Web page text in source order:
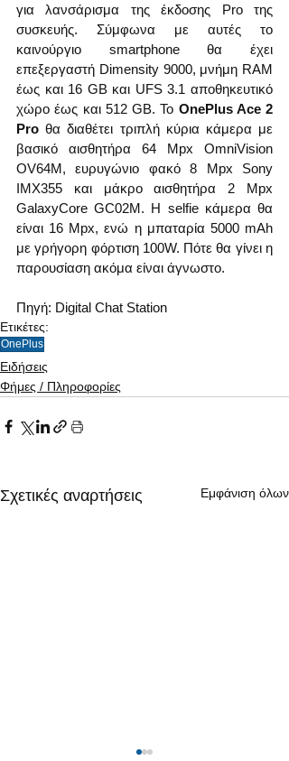
για λανσάρισμα της έκδοσης Pro της
συσκευής. Σύμφωνα με αυτές το
καινούργιο smartphone θα έχει
επεξεργαστή Dimensity 9000, μνήμη RAM
έως και 16 GB και UFS 3.1 αποθηκευτικό
χώρο έως και 512 GB. Το OnePlus Ace 2
Pro θα διαθέτει τριπλή κύρια κάμερα με
βασικό αισθητήρα 64 Mpx OmniVision
OV64M, ευρυγώνιο φακό 8 Mpx Sony
IMX355 και μάκρο αισθητήρα 2 Mpx
GalaxyCore GC02M. Η selfie κάμερα θα
είναι 16 Mpx, ενώ η μπαταρία 5000 mAh
με γρήγορη φόρτιση 100W. Πότε θα γίνει η
παρουσίαση ακόμα είναι άγνωστο.
Πηγή: Digital Chat Station
Ετικέτες:
OnePlus
Ειδήσεις
Φήμες / Πληροφορίες
Σχετικές αναρτήσεις Εμφάνιση όλων